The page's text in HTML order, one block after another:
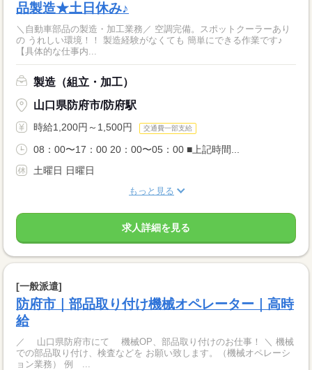
品製造★土日休み♪
＼自動車部品の製造・加工業務／ 空調完備。スポットクーラーあり
の うれしい環境！！ 製造経験がなくても 簡単にできる作業です♪
【具体的な仕事内...
製造（組立・加工）
山口県防府市/防府駅
時給1,200円～1,500円 交通費一部支給
08：00〜17：00 20：00〜05：00 ■上記時間...
土曜日 日曜日
もっと見る
求人詳細を見る
[一般派遣]
防府市｜部品取り付け機械オペレーター｜高時
給
／ 山口県防府市にて 機械OP、部品取り付けのお仕事！ ＼ 機械
での部品取り付け、検査などを お願い致します。（機械オペレーシ
ョン業務） 例 ...